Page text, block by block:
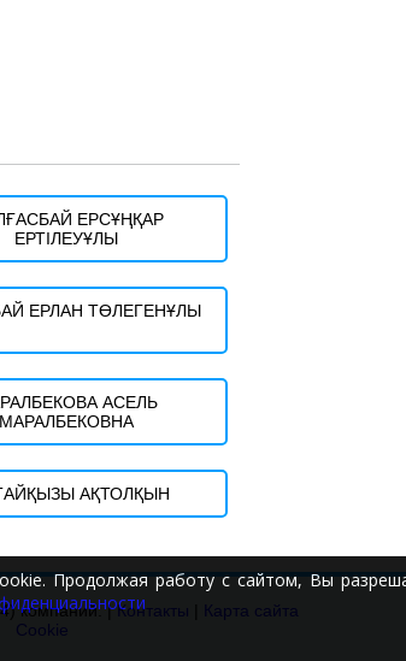
ЕРСҰҢҚАР
ЕРТІЛЕУҰЛЫ
ЕРЛАН ТӨЛЕГЕНҰЛЫ
АСЕЛЬ
МАРАЛБЕКОВНА
АҚТОЛҚЫН
компаний. |Контакты
Карта сайта
Cookie
Продолжая работу с сайтом, Вы